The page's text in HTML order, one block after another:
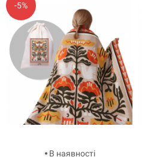
-5%
В наявності